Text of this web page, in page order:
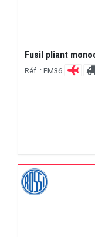
Fusil pliant
Réf. : FM36